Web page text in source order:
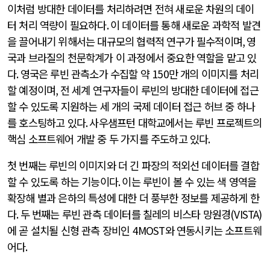
이처럼 방대한 데이터를 처리하려면 전혀 새로운 차원의 데이
터 처리 역량이 필요하다.이 데이터를 통해 새로운 과학적 발견
을 끌어내기 위해서는 대규모의 협력적 연구가 필수적이며,영
국과 브라질의 천문학계가 이 과정에서 중요한 역할을 맡고 있
다.영국은 루빈 관측소가 수집할 약 150만 개의 이미지를 처리
할 예정이며, 전 세계 연구자들이 루빈의 방대한 데이터에 접근
할 수 있도록 지원하는 세 개의 국제 데이터 접근 허브 중 하나
를 호스팅하고 있다.사우샘프턴 대학교에서는 루빈 프로젝트의
핵심 소프트웨어 개발 중 두 가지를 주도하고 있다.
첫 번째는 루빈의 이미지와 더 긴 파장의 적외선 데이터를 결합
할 수 있도록 하는 기능이다.이는 루빈이 볼 수 있는 색 영역을
확장해 별과 은하의 특성에 대한 더 풍부한 정보를 제공하게 한
다.두 번째는 루빈 관측 데이터를 칠레의 비스타 망원경(VISTA)
에 곧 설치될 신형 관측 장비인 4MOST와 연동시키는 소프트웨
어다.